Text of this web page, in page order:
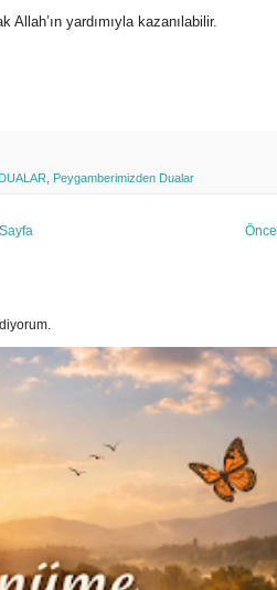
yardımıyla kazanılabilir.
DUALAR Peygamberimizden Dualar